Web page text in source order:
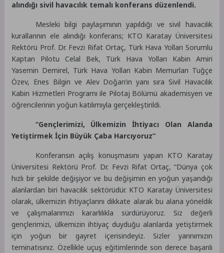
alındığı sivil havacılık temalı konferans düzenlendi.
Mesleki bilgi paylaşımının yapıldığı ve sivil havacılık
kurallarının ele alındığı konferans; KTO Karatay Üniversitesi
Rektörü Prof. Dr. Fevzi Rifat Ortaç, Türk Hava Yolları Sorumlu
Kaptan Pilotu Celal Bek, Türk Hava Yolları Kabin Amiri
Yasemin Demirel, Türk Hava Yolları Kabin Memurları Tuğçe
Özev, Enes Bilgin ve Alev Doğan’ın yanı sıra Sivil Havacılık
Kabin Hizmetleri Programı ile Pilotaj Bölümü akademisyen ve
öğrencilerinin yoğun katılımıyla gerçekleştirildi.
“Gençlerimizi, Ülkemizin İhtiyacı Olan Alanda
Yetiştirmek İçin Büyük Çaba Harcıyoruz”
Konferansın açılış konuşmasını yapan KTO Karatay
Üniversitesi Rektörü Prof. Dr. Fevzi Rifat Ortaç, “Dünya çok
hızlı bir şekilde değişiyor ve bu değişimin en yoğun yaşandığı
alanlardan biri havacılık sektörüdür. KTO Karatay Üniversitesi
olarak, ülkemizin ihtiyaçlarını dikkate alarak bu alana yöneldik
ve çalışmalarımızı kararlılıkla sürdürüyoruz. Siz değerli
gençlerimizi, ülkemizin ihtiyaç duyduğu alanlarda yetiştirmek
için yoğun bir gayret içerisindeyiz. Sizler yarınımızın
teminatısınız. Özellikle uçuş eğitimlerinde son derece başarılı